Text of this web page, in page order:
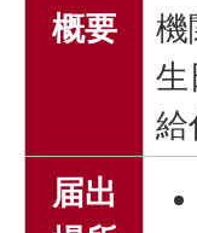
概要
機
生
給
届出